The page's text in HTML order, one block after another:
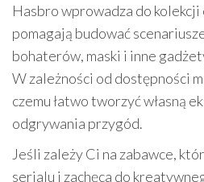
Hasbro wprowadza do
pomagają budować
bohaterów, maski i inne
W zależności od dostępności
czemu łatwo tworzyć własną
odgrywania przygód.
Jeśli zależy Ci na zabawce,
serialu i zachęca do